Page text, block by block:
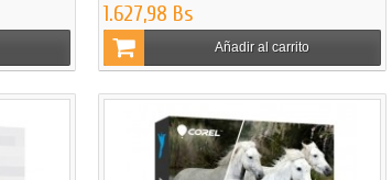
1.627,98 Bs
Añadir al carrito